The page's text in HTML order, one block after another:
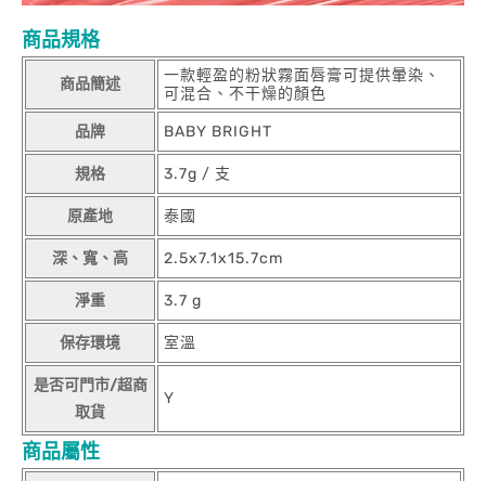
商品規格
商品簡述
一款輕盈的粉狀霧面唇膏可提供暈染、
可混合、不干燥的顏色
品牌 BABY BRIGHT
規格 3.7g / 支
原產地 泰國
深、寬、高 2.5x7.1x15.7cm
淨重 3.7 g
保存環境 室溫
是否可門市/超商
取貨
Y
商品屬性